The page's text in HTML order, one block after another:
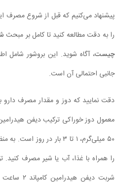
پیشنهاد می‌کنیم که قبل از شروع مصرف
را به دقت مطالعه کنید تا کامل بر مبحث
چیست، آگاه شوید. این بروشور شامل
جانبی احتمالی آن است.
دقت نمایید که دوز و مقدار مصرف
۵۰ میلی‌گرم، ۱ تا ۳ بار در
را همراه با غذا، آب یا شیر مصرف کنید.